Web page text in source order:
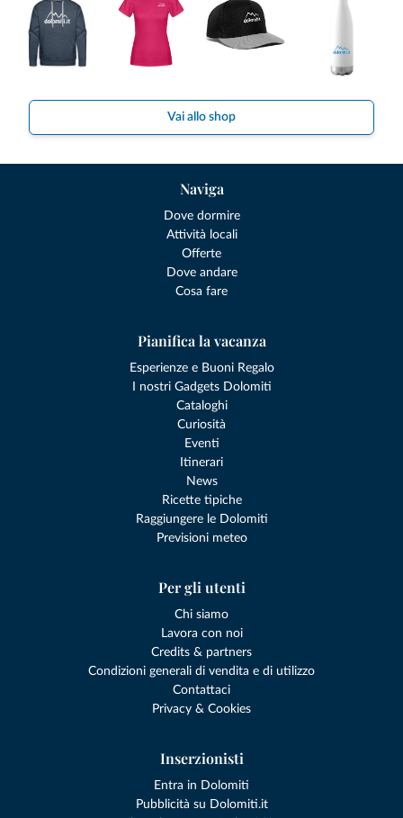
Vai allo shop
Naviga
Dove dormire
Attività locali
Offerte
Dove andare
Cosa fare
Pianifica la vacanza
Esperienze e Buoni Regalo
I nostri Gadgets Dolomiti
Cataloghi
Curiosità
Eventi
Itinerari
News
Ricette tipiche
Raggiungere le Dolomiti
Previsioni meteo
Per gli utenti
Chi siamo
Lavora con noi
Credits & partners
Condizioni generali di vendita e di utilizzo
Contattaci
Privacy & Cookies
Inserzionisti
Entra in Dolomiti
Pubblicità su Dolomiti.it